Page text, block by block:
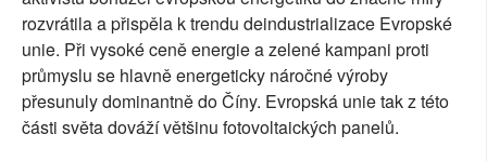
rozvrátila a přispěla k trendu deindustrializace Evropské
unie. Při vysoké ceně energie a zelené kampani proti
průmyslu se hlavně energeticky náročné výroby
přesunuly dominantně do Číny. Evropská unie tak z této
části světa dováží většinu fotovoltaických panelů.